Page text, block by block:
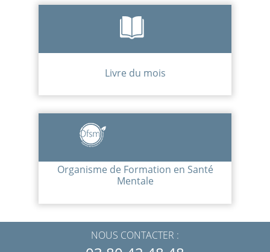
Livre du mois
Organisme de Formation en Santé
Mentale
NOUS CONTACTER :